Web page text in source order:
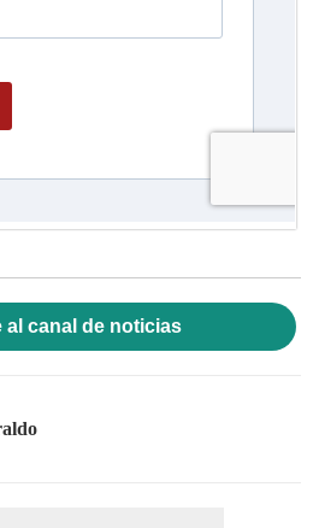
al canal de noticias